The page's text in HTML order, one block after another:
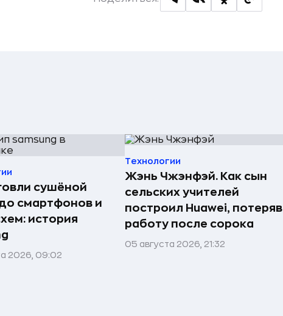
сушёной
смартфонов и
история
2026, 09:02
Технологии
Жэнь Чжэнфэй. Как сын
сельских учителей
построил Huawei, потеряв
работу после сорока
05 августа 2026, 21:32